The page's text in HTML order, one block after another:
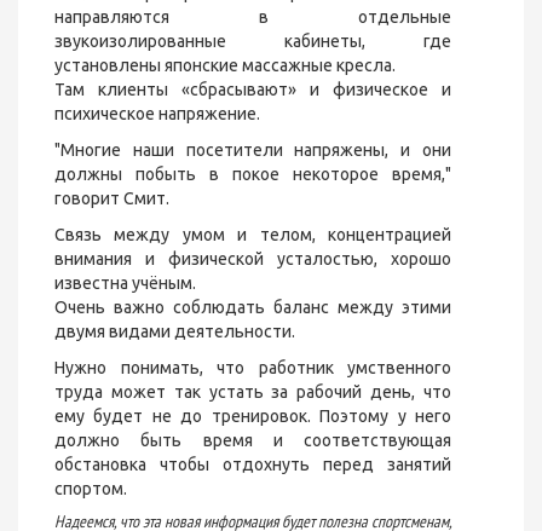
направляются в отдельные
звукоизолированные кабинеты, где
установлены японские массажные кресла.
Там клиенты «сбрасывают» и физическое и
психическое напряжение.
"Многие наши посетители напряжены, и они
должны побыть в покое некоторое время,"
говорит Смит.
Связь между умом и телом, концентрацией
внимания и физической усталостью, хорошо
известна учёным.
Очень важно соблюдать баланс между этими
двумя видами деятельности.
Нужно понимать, что работник умственного
труда может так устать за рабочий день, что
ему будет не до тренировок. Поэтому у него
должно быть время и соответствующая
обстановка чтобы отдохнуть перед занятий
спортом.
Надеемся, что эта новая информация будет полезна спортсменам,